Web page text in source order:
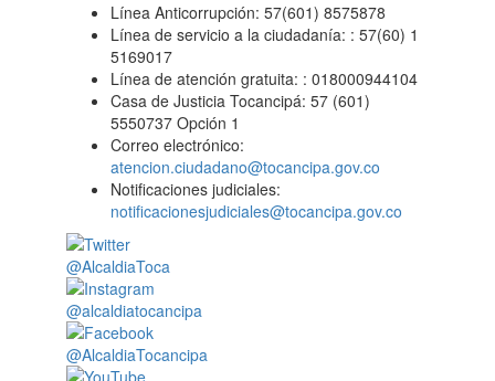
Línea Anticorrupción: 57(601) 8575878
Línea de servicio a la ciudadanía: : 57(60) 1
5169017
Línea de atención gratuita: : 018000944104
Casa de Justicia Tocancipá: 57 (601)
5550737 Opción 1
Correo electrónico:
atencion.ciudadano@tocancipa.gov.co
Notificaciones judiciales:
notificacionesjudiciales@tocancipa.gov.co
@AlcaldiaToca
@alcaldiatocancipa
@AlcaldiaTocancipa